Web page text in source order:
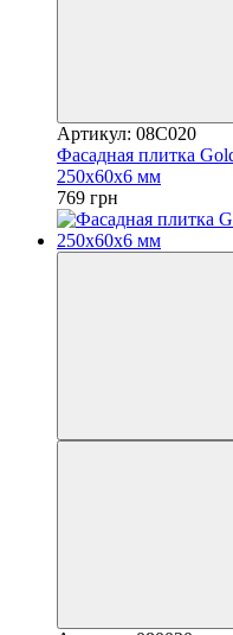
Артикул: 08С020
Фасадная плитка
250х60х6 мм
769 грн